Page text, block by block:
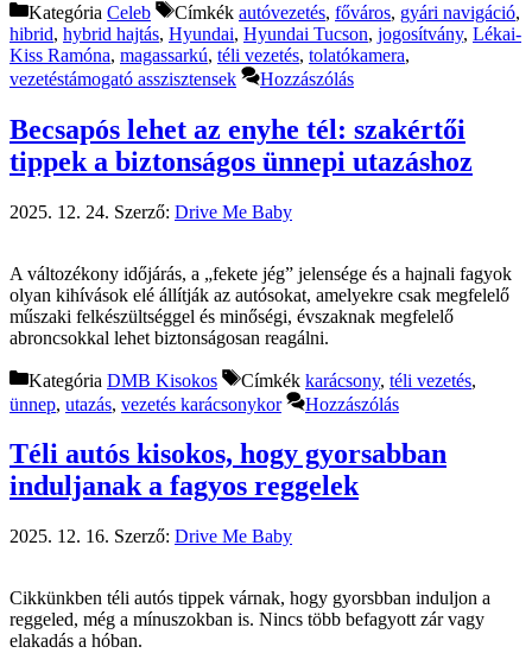
Kategória Celeb Címkék autóvezetés, főváros, gyári navigáció,
hibrid, hybrid hajtás, Hyundai, Hyundai Tucson, jogosítvány, Lékai-
Kiss Ramóna, magassarkú, téli vezetés, tolatókamera,
vezetéstámogató asszisztensek
Hozzászólás
Becsapós lehet az enyhe tél: szakértői
tippek a biztonságos ünnepi utazáshoz
2025. 12. 24. Szerző: Drive Me Baby
A változékony időjárás, a „fekete jég” jelensége és a hajnali fagyok
olyan kihívások elé állítják az autósokat, amelyekre csak megfelelő
műszaki felkészültséggel és minőségi, évszaknak megfelelő
abroncsokkal lehet biztonságosan reagálni.
Kategória DMB Kisokos Címkék karácsony, téli vezetés,
ünnep, utazás, vezetés karácsonykor Hozzászólás
Téli autós kisokos, hogy gyorsabban
induljanak a fagyos reggelek
2025. 12. 16. Szerző: Drive Me Baby
Cikkünkben téli autós tippek várnak, hogy gyorsbban induljon a
reggeled, még a mínuszokban is. Nincs több befagyott zár vagy
elakadás a hóban.